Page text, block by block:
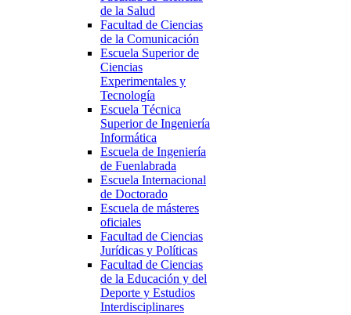
de la Salud
Facultad de Ciencias
de la Comunicación
Escuela Superior de
Ciencias
Experimentales y
Tecnología
Escuela Técnica
Superior de Ingeniería
Informática
Escuela de Ingeniería
de Fuenlabrada
Escuela Internacional
de Doctorado
Escuela de másteres
oficiales
Facultad de Ciencias
Jurídicas y Políticas
Facultad de Ciencias
de la Educación y del
Deporte y Estudios
Interdisciplinares